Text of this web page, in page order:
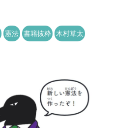
憲法 書籍抜粋 木村草太